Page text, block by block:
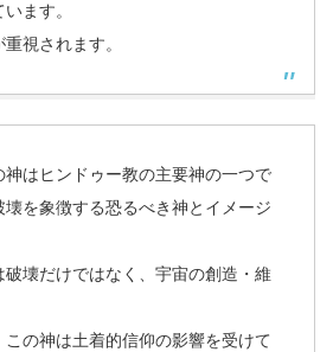
ます。
視されます。
神はヒンドゥー教の主要神の一つで
を象徴する恐るべき神とイメージ
破壊だけではなく、宇宙の創造・維
の神は土着的信仰の影響を受けて